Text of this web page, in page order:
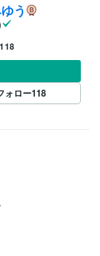
う
118
ォロー118